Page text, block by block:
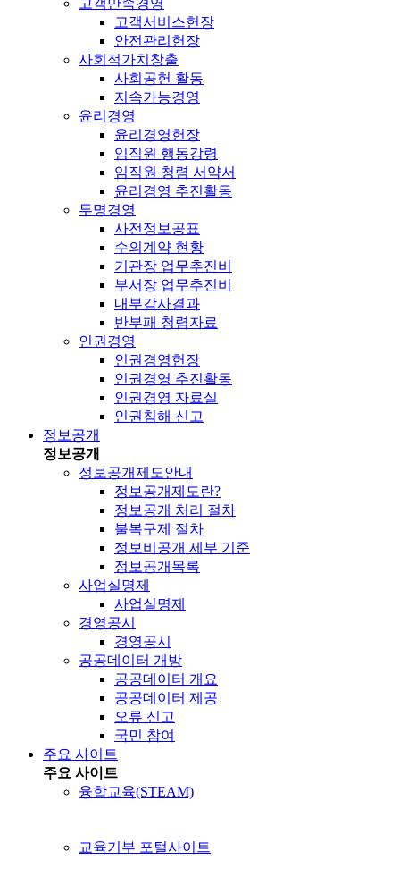
고객서비스헌장
안전관리헌장
사회적가치창출
사회공헌 활동
지속가능경영
윤리경영
윤리경영헌장
임직원 행동강령
임직원 청렴 서약서
윤리경영 추진활동
투명경영
사전정보공표
수의계약 현황
기관장 업무추진비
부서장 업무추진비
내부감사결과
반부패 청렴자료
인권경영
인권경영헌장
인권경영 추진활동
인권경영 자료실
인권침해 신고
정보공개
정보공개
정보공개제도안내
정보공개제도란?
정보공개 처리 절차
불복구제 절차
정보비공개 세부 기준
정보공개목록
사업실명제
사업실명제
경영공시
경영공시
공공데이터 개방
공공데이터 개요
공공데이터 제공
오류 신고
국민 참여
주요 사이트
주요 사이트
융합교육(STEAM)
교육기부 포털사이트